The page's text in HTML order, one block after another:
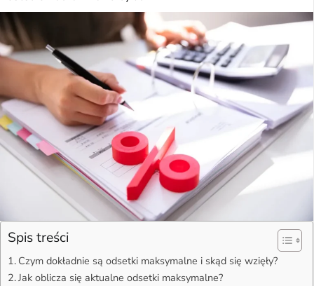
Spis treści
Czym dokładnie są odsetki maksymalne i skąd się wzięły?
Jak oblicza się aktualne odsetki maksymalne?